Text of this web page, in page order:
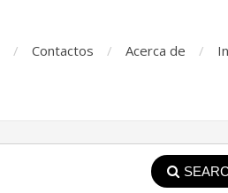
Contactos Acerca de